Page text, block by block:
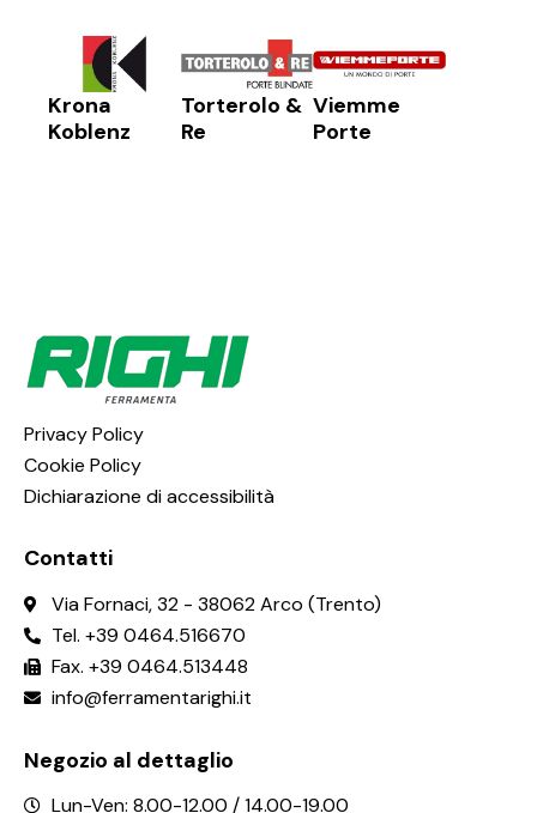
Krona
Koblenz
Torterolo &
Re
Viemme
Porte
Privacy Policy
Cookie Policy
Dichiarazione di accessibilità
Contatti
Via Fornaci, 32 - 38062 Arco (Trento)
Tel. +39 0464.516670
Fax. +39 0464.513448
info@ferramentarighi.it
Negozio al dettaglio
Lun-Ven: 8.00-12.00 / 14.00-19.00